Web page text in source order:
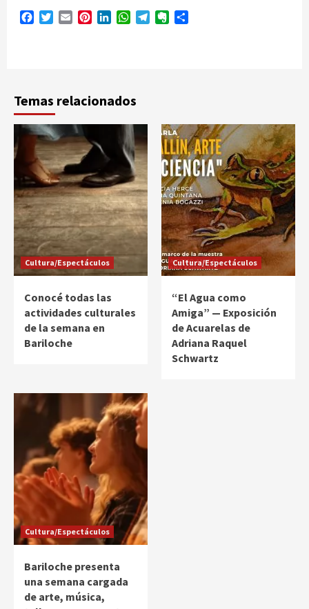
Facebook
Twitter
Email PinterestLinkedInWhatsApp
TelegramEvernote
Temas relacionados
Cultura/Espectáculos
Conocé todas las
actividades culturales
de la semana en
Bariloche
Cultura/Espectáculos
“El Agua como
Amiga” — Exposición
de Acuarelas de
Adriana Raquel
Schwartz
Cultura/Espectáculos
Bariloche presenta
una semana cargada
de arte, música,